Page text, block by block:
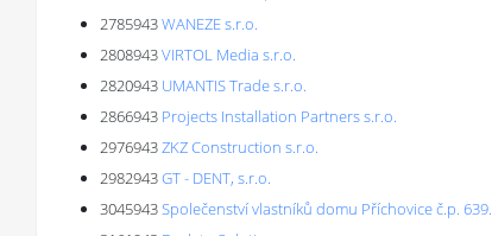
2785943WANEZE s.r.o.
2808943VIRTOL Media s.r.o.
2820943 UMANTIS Trade s.r.o.
2866943 Projects Installation Partners s.r.o.
2976943ZKZ Construction s.r.o.
2982943GT - DENT, s.r.o.
3045943Společenství vlastníků domu Příchovice č.p. 639.